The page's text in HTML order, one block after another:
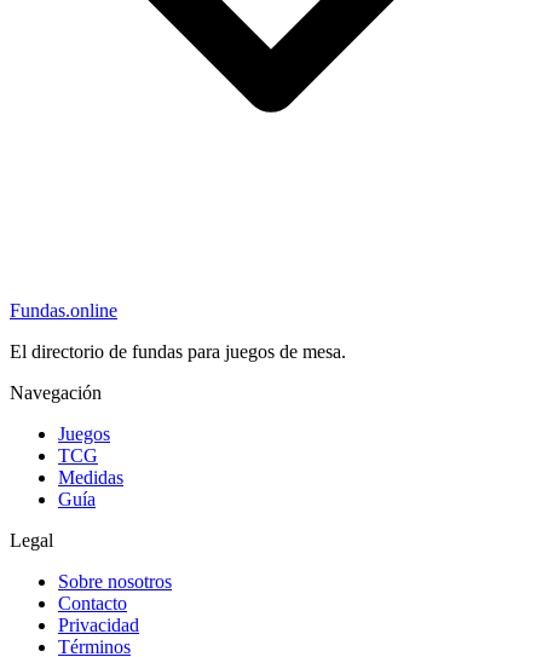
Fundas.online
El directorio de fundas para juegos de mesa.
Navegación
Juegos
TCG
Medidas
Guía
Legal
Sobre nosotros
Contacto
Privacidad
Términos